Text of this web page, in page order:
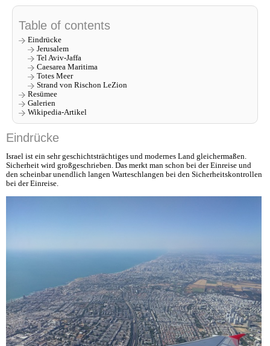
Table of contents
Eindrücke
Jerusalem
Tel Aviv-Jaffa
Caesarea Maritima
Totes Meer
Strand von Rischon LeZion
Resümee
Galerien
Wikipedia-Artikel
Eindrücke
Israel ist ein sehr geschichtsträchtiges und modernes Land gleichermaßen.
Sicherheit wird großgeschrieben. Das merkt man schon bei der Einreise und
den scheinbar unendlich langen Warteschlangen bei den Sicherheitskontrollen
bei der Einreise.